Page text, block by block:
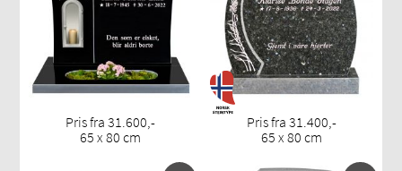
Pris fra 31.600,-
65 x 80 cm
Pris fra 31.400,-
65 x 80 cm